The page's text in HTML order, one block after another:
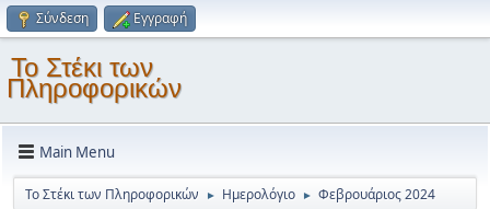
Σύνδεση Εγγραφή
Το Στέκι των
Πληροφορικών
Main Menu
Το Στέκι των Πληροφορικών ► Ημερολόγιο ► Φεβρουάριος 2024